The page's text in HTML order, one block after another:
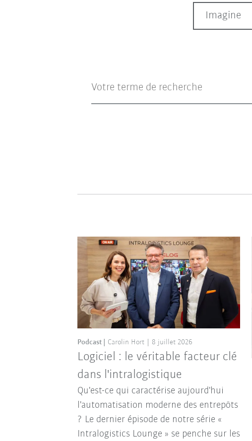
Imagine
Logiciel : le véritable facteur clé
dans l'intralogistique
Podcast Carolin Hort 8 juillet 2026
Qu'est-ce qui caractérise aujourd'hui
l'automatisation moderne des entrepôts
? Le dernier épisode de notre série «
Intralogistics Lounge » se penche sur les